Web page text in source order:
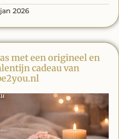
2026
met een origineel en
cadeau van